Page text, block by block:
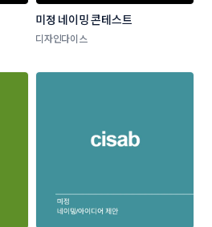
미정 네이밍 콘테스트
디자인다이스